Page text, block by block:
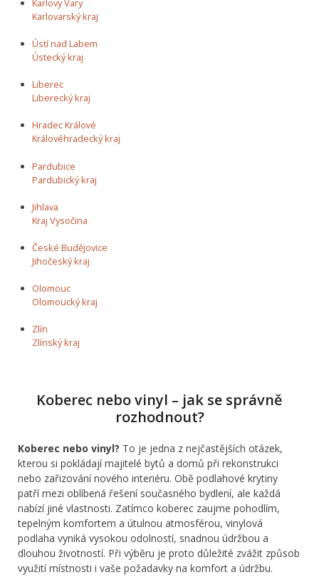
Karlovy Vary
Karlovarský kraj
Ústí nad Labem
Ústecký kraj
Liberec
Liberecký kraj
Hradec Králové
Královéhradecký kraj
Pardubice
Pardubický kraj
Jihlava
Kraj Vysočina
České Budějovice
Jihočeský kraj
Olomouc
Olomoucký kraj
Zlín
Zlínský kraj
Koberec nebo vinyl – jak se správně
rozhodnout?
Koberec nebo vinyl? To je jedna z nejčastějších otázek,
kterou si pokládají majitelé bytů a domů při rekonstrukci
nebo zařizování nového interiéru. Obě podlahové krytiny
patří mezi oblíbená řešení současného bydlení, ale každá
nabízí jiné vlastnosti. Zatímco koberec zaujme pohodlím,
tepelným komfortem a útulnou atmosférou, vinylová
podlaha vyniká vysokou odolností, snadnou údržbou a
dlouhou životností. Při výběru je proto důležité zvážit způsob
využití místnosti i vaše požadavky na komfort a údržbu.